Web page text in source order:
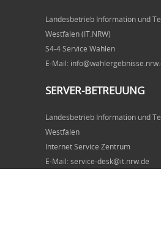
Landesbetrieb Information und
Westfalen (IT.NRW)
S4-4 Service Wahlen
E-Mail:
SERVER-BETREUUNG
Landesbetrieb Information und
Westfalen
Internet Service Zentrum
E-Mail: service-desk@it.nrw.de